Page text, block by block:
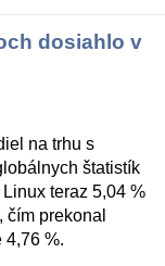
dosiahlo v
na trhu s
štatistík
teraz 5,04 %
prekonal
4,76 %.